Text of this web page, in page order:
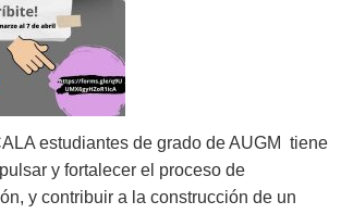
estudiantes de grado de AUGM tiene
y fortalecer el proceso de
y contribuir a la construcción de un